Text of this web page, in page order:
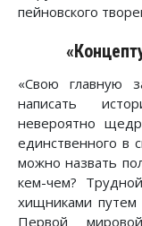
пейновского
«Свою главную
написать
невероятно
единственного в
можно назвать
кем-чем?
хищниками путем
Первой